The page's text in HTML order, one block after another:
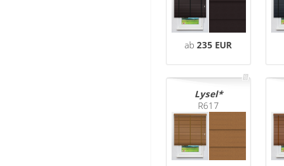
ab235 EUR
Lysel
R617